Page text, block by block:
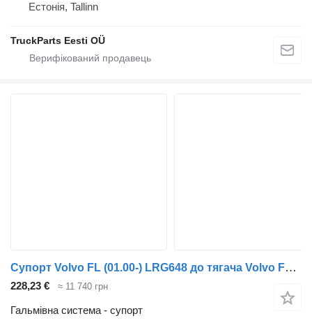
Естонія, Tallinn
TruckParts Eesti OÜ
Супорт Volvo FL (01.00-) LRG648 до тягача Volvo FL, FL6, FL7, FL10, FL12, FS718 (1985-2005)
228,23 € ≈ 11 740 грн
Гальмівна система - супорт